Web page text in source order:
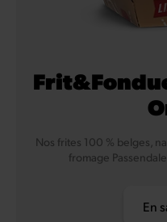
Nos frites 100 % belges,
fromage
En